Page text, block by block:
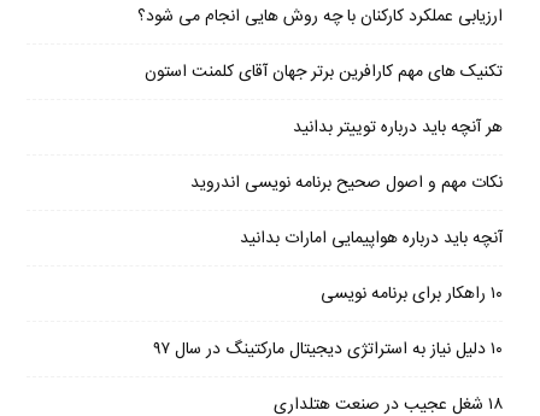
ارزیابی عملکرد کارکنان با چه روش هایی انجام می شود؟
تکنیک های مهم کارافرین برتر جهان آقای کلمنت استون
هر آنچه باید درباره توییتر بدانید
نکات مهم و اصول صحیح برنامه نویسی اندروید
آنچه باید درباره هواپیمایی امارات بدانید
۱۰ راهکار برای برنامه نویسی
۱۰ دلیل نیاز به استراتژی دیجیتال مارکتینگ در سال ۹۷
۱۸ شغل عجیب در صنعت هتلداری